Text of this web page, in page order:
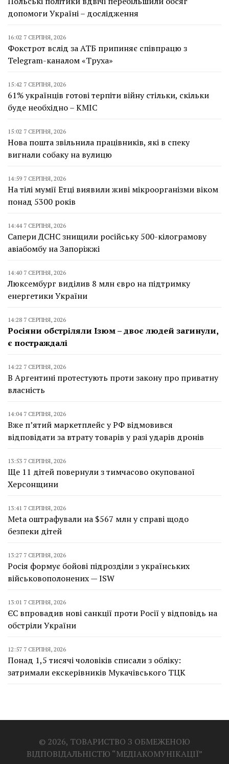
допомоги Україні – дослідження
16:02 7 СЕРПНЯ, 2026
Фокстрот вслід за АТБ припиняє співпрацю з
Telegram-каналом «Труха»
15:42 7 СЕРПНЯ, 2026
61% українців готові терпіти війну стільки, скільки
буде необхідно – КМІС
15:02 7 СЕРПНЯ, 2026
Нова пошта звільнила працівників, які в спеку
вигнали собаку на вулицю
14:59 7 СЕРПНЯ, 2026
На тілі мумії Етці виявили живі мікроорганізми віком
понад 5300 років
14:44 7 СЕРПНЯ, 2026
Сапери ДСНС знищили російську 500-кілограмову
авіабомбу на Запоріжжі
14:40 7 СЕРПНЯ, 2026
Люксембург виділив 8 млн євро на підтримку
енергетики України
14:28 7 СЕРПНЯ, 2026
Росіяни обстріляли Ізюм – двоє людей загинули,
є постраждалі
14:22 7 СЕРПНЯ, 2026
В Аргентині протестують проти закону про приватну
власність
14:04 7 СЕРПНЯ, 2026
Вже п’ятий маркетплейс у РФ відмовився
відповідати за втрату товарів у разі ударів дронів
13:53 7 СЕРПНЯ, 2026
Ще 11 дітей повернули з тимчасово окупованої
Херсонщини
13:41 7 СЕРПНЯ, 2026
Meta оштрафували на $567 млн у справі щодо
безпеки дітей
13:27 7 СЕРПНЯ, 2026
Росія формує бойові підрозділи з українських
військовополонених — ISW
13:01 7 СЕРПНЯ, 2026
ЄС впровадив нові санкції проти Росії у відповідь на
обстріли України
12:57 7 СЕРПНЯ, 2026
Понад 1,5 тисячі чоловіків списали з обліку:
затримали екскерівників Мукачівського ТЦК
© 2026, ТОВАРИСТВО З ОБМЕЖЕНОЮ
ВІДПОВІДАЛЬНІСТЮ “МЕДІАКОМУНІКАЦІЇ”